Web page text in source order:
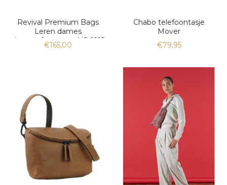
Revival Premium Bags
Leren dames
shopper/laptoptas UR 1215
Natural
€165,00
Chabo telefoontasje
Mover
€79,95